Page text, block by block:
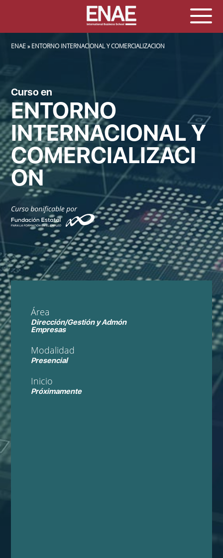
SOBRESCRIBIR ENLACES DE AYUDA A LA NAVEGACIÓN
ENAE ENTORNO INTERNACIONAL Y COMERCIALIZACION
Curso en
ENTORNO
INTERNACIONAL Y
COMERCIALIZACI
ON
Área
Dirección/Gestión y Admón
Empresas
Modalidad
Presencial
Inicio
Próximamente